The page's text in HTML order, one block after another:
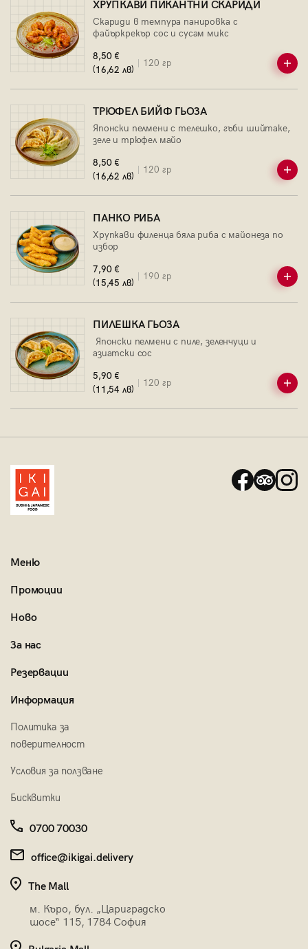
ХРУПКАВИ ПИКАНТНИ СКАРИДИ
Скариди в темпура панировка с
файъркрекър сос и сусам микс
8,50 €
(16,62 лв)
120 гр
ТРЮФЕЛ БИЙФ ГЬОЗА
Японски пелмени с телешко, гъби шийтаке,
зеле и трюфел майо
8,50 €
(16,62 лв)
120 гр
ПАНКО РИБА
Хрупкави филенца бяла риба с майонеза по
избор
7,90 €
(15,45 лв)
190 гр
ПИЛЕШКА ГЬОЗА
Японски пелмени с пиле, зеленчуци и
азиатски сос
5,90 €
(11,54 лв)
120 гр
Меню
Промоции
Ново
За нас
Резервации
Информация
Политика за
поверителност
Условия за ползване
Бисквитки
0700 70030
office@ikigai.delivery
The Mall
м. Къро, бул. „Цариградско
шосе“ 115, 1784 София